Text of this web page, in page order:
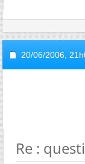
20/06/2006,
Re :